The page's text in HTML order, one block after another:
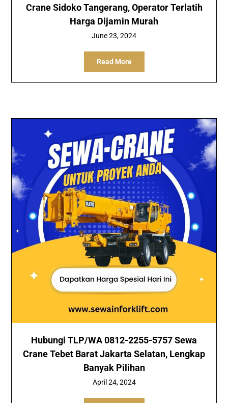
Crane Sidoko Tangerang, Operator Terlatih
Harga Dijamin Murah
June 23, 2024
Read More
Hubungi TLP/WA 0812-2255-5757 Sewa
Crane Tebet Barat Jakarta Selatan, Lengkap
Banyak Pilihan
April 24, 2024